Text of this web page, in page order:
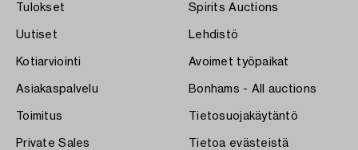
Tulokset
Uutiset
Kotiarviointi
Asiakaspalvelu
Toimitus
Private Sales
Spirits Auctions
Lehdistö
Avoimet työpaikat
Bonhams - All auctions
Tietosuojakäytäntö
Tietoa evästeistä